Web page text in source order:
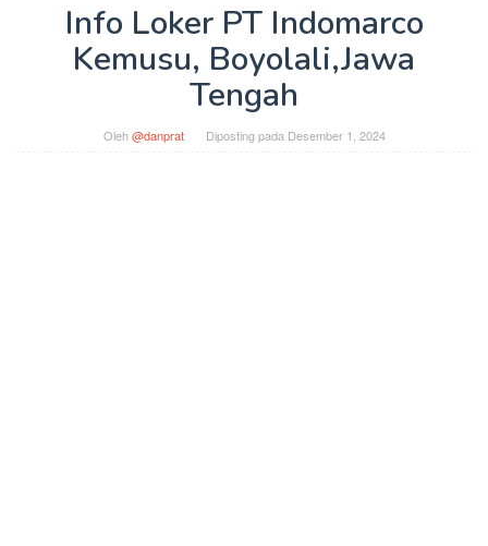
Info Loker PT Indomarco
Kemusu, Boyolali,Jawa
Tengah
Oleh@danprat Diposting pada Desember 1, 2024